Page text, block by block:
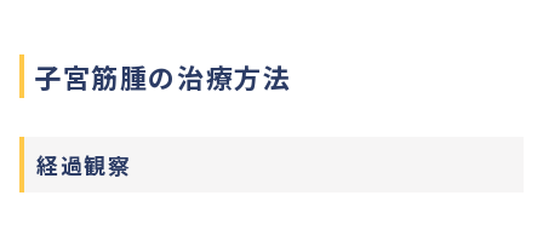
子宮筋腫の治療方法
経過観察